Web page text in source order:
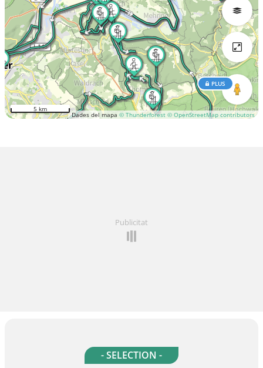
Dades del mapa © Thunderforest © OpenStreetMap contributors
PLUS
5 km
Publicitat
- SELECTION -